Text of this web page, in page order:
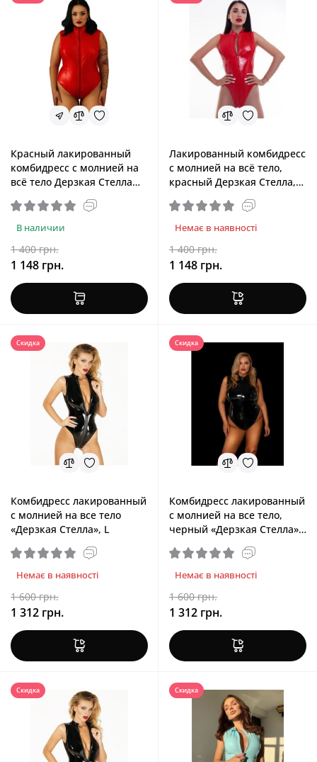
Красный лакированный
комбидресс с молнией на
всё тело Дерзкая Стелла
В наличии
1 400 грн.
1 148 грн.
Лакированный комбидресс
с молнией на всё тело,
красный Дерзкая Стелла,
Немає в наявності
1 400 грн.
1 148 грн.
Скидка
Комбидресс лакированный
с молнией на все тело
«Дерзкая Стелла», L
Немає в наявності
1 600 грн.
1 312 грн.
Скидка
Комбидресс лакированный
с молнией на все тело,
черный «Дерзкая Стелла»,
Немає в наявності
1 600 грн.
1 312 грн.
Скидка Скидка